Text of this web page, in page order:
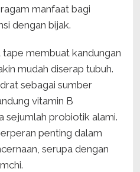
manfaat bagi
dengan bijak.
membuat kandungan
mudah diserap tubuh.
sebagai sumber
vitamin B
sejumlah probiotik alami.
penting dalam
serupa dengan